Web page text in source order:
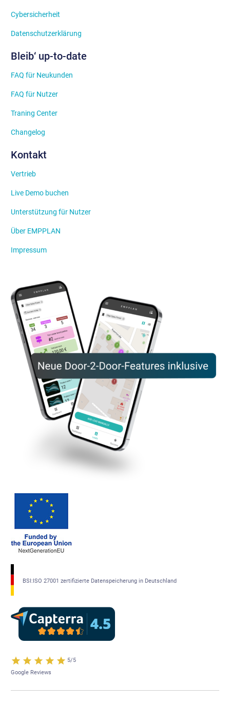
Cybersicherheit
Datenschutzerklärung
Bleib‘ up-to-date
FAQ für Neukunden
FAQ für Nutzer
Traning Center
Changelog
Kontakt
Vertrieb
Live Demo buchen
Unterstützung für Nutzer
Über EMPPLAN
Impressum
BSI:ISO 27001 zertifizierte Datenspeicherung in Deutschland
5/5
Google Reviews